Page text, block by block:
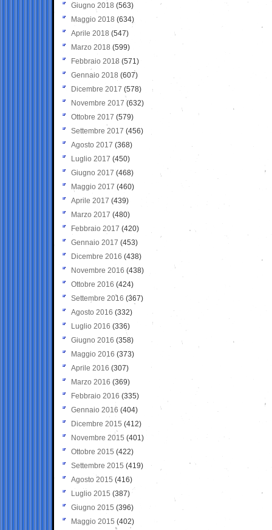
Giugno 2018 (563)
Maggio 2018 (634)
Aprile 2018 (547)
Marzo 2018 (599)
Febbraio 2018 (571)
Gennaio 2018 (607)
Dicembre 2017 (578)
Novembre 2017 (632)
Ottobre 2017 (579)
Settembre 2017 (456)
Agosto 2017 (368)
Luglio 2017 (450)
Giugno 2017 (468)
Maggio 2017 (460)
Aprile 2017 (439)
Marzo 2017 (480)
Febbraio 2017 (420)
Gennaio 2017 (453)
Dicembre 2016 (438)
Novembre 2016 (438)
Ottobre 2016 (424)
Settembre 2016 (367)
Agosto 2016 (332)
Luglio 2016 (336)
Giugno 2016 (358)
Maggio 2016 (373)
Aprile 2016 (307)
Marzo 2016 (369)
Febbraio 2016 (335)
Gennaio 2016 (404)
Dicembre 2015 (412)
Novembre 2015 (401)
Ottobre 2015 (422)
Settembre 2015 (419)
Agosto 2015 (416)
Luglio 2015 (387)
Giugno 2015 (396)
Maggio 2015 (402)